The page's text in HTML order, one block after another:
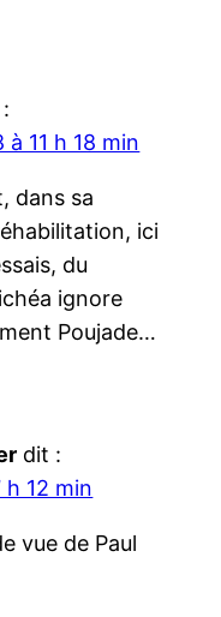
11 h 18 min
dans sa
ici
du
ignore
Poujade…
dit :
h 12 min
vue de Paul